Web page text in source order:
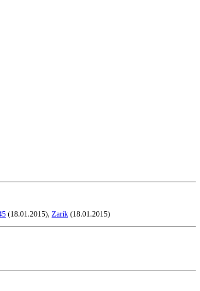
(18.01.2015), Zarik (18.01.2015)